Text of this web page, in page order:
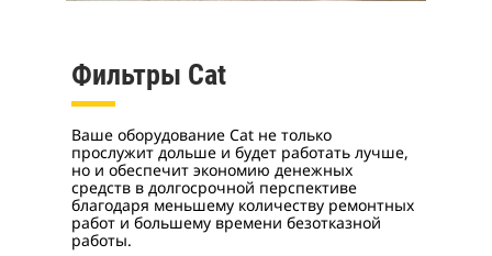
Фильтры Cat
Ваше оборудование Cat не только
прослужит дольше и будет работать лучше,
но и обеспечит экономию денежных
средств в долгосрочной перспективе
благодаря меньшему количеству ремонтных
работ и большему времени безотказной
работы.